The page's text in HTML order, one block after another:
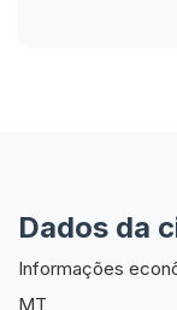
Dados da
Informações
MT